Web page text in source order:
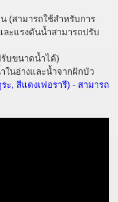
(สามารถใช้สำหรับการ
ะแรงดันน้ำสามารถปรับ
บขนาดน้ำได้)
นอ่างและน้ำจากฝักบัว
ะ, สีแดงเฟอรารี) - สามารถ